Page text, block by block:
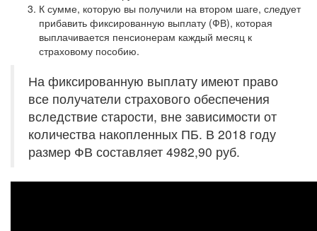
К сумме, которую вы получили на втором шаге, следует
прибавить фиксированную выплату (ФВ), которая
выплачивается пенсионерам каждый месяц к
страховому пособию.
На фиксированную выплату имеют право
все получатели страхового обеспечения
вследствие старости, вне зависимости от
количества накопленных ПБ. В 2018 году
размер ФВ составляет 4982,90 руб.